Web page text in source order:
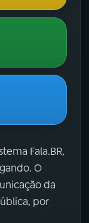
Fala.BR,
O
da
por